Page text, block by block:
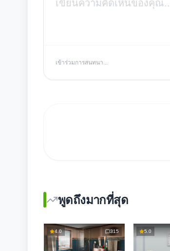
เข้าร่วมการสนทนา...
พูดถึงมากที่สุด
4.0 315 5.0